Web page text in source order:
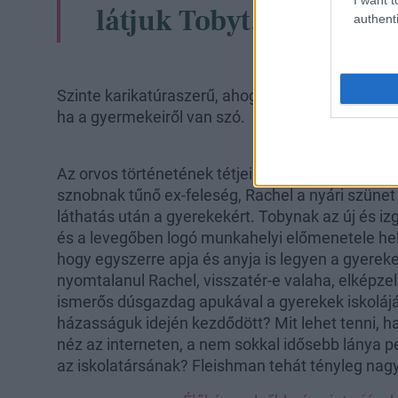
látjuk Tobyt.
Szinte karikatúraszerű, ahogy csetlik-botlik a
ha a gyermekeiről van szó.
Az orvos történetének tétjei akkor változnak
sznobnak tűnő ex-feleség, Rachel a nyári
láthatás után a gyerekekért. Tobynak az új és
és a levegőben logó munkahelyi előmenetele
hogy egyszerre apja és anyja is legyen a
nyomtalanul Rachel, visszatér-e valaha,
ismerős dúsgazdag apukával a gyerekek
házasságuk idején kezdődött? Mit lehet tenni,
néz az interneten, a nem sokkal idősebb lánya
az iskolatársának? Fleishman tehát tényleg